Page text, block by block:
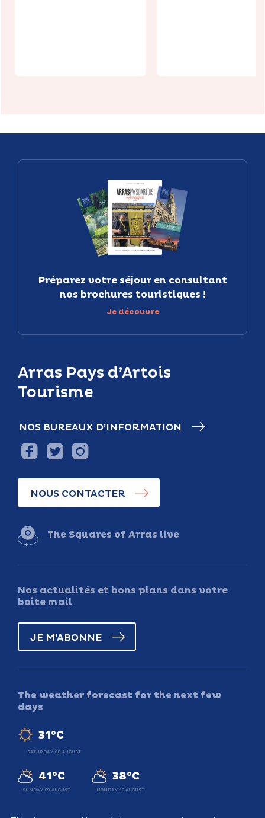
Arras Pays d’Artois
Tourisme
NOS BUREAUX D’INFORMATION
NOUS CONTACTER
The Squares of Arras live
Nos actualités et bons plans dans votre
boîte mail
JE M'ABONNE
The weather forecast for the next few
days
31°C
SATURDAY 08 AUGUST
41°C
SUNDAY 09 AUGUST
38°C
MONDAY 10 AUGUST
Préparez votre séjour en consultant
nos brochures touristiques !
Je découvre